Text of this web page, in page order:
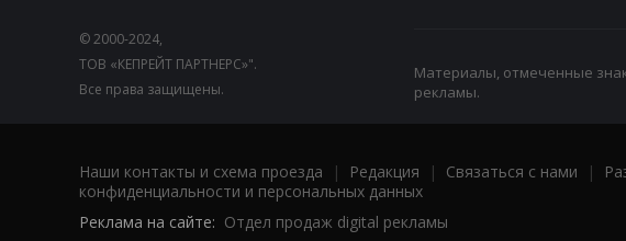
© 2000-2024,
ТОВ «КЕПРЕЙТ ПАРТНЕРС»".
Все права защищены.
Материалы, отмеченные
рекламы.
Наши контакты и схема проезда | Редакция | Связаться с нами |
конфиденциальности и персональных данных
Реклама на сайте: Отдел продаж digital рекламы